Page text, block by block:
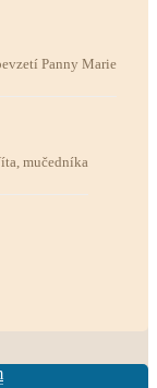
Panny Marie
mučedníka